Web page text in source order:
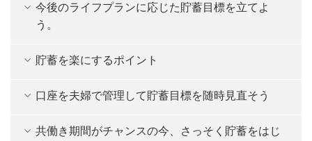
今後のライフプランに応じた貯蓄目標を立てよ
う。
貯蓄を楽にするポイント
口座を夫婦で管理して貯蓄目標を随時見直そう
共働き期間がチャンスの今、さっそく貯蓄をはじ